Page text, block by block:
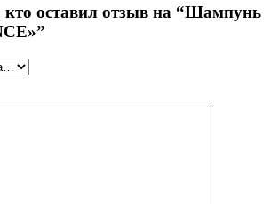
кто оставил отзыв на “Шампунь